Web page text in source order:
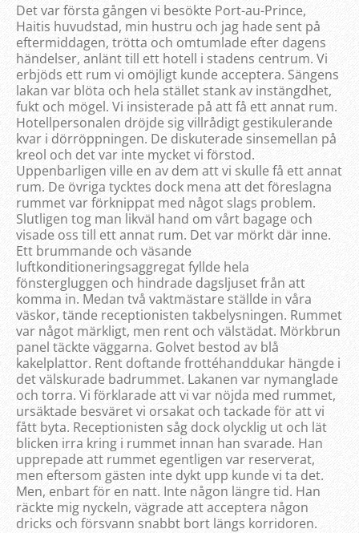
Det var första gången vi besökte Port-au-Prince,
Haitis huvudstad, min hustru och jag hade sent på
eftermiddagen, trötta och omtumlade efter dagens
händelser, anlänt till ett hotell i stadens centrum. Vi
erbjöds ett rum vi omöjligt kunde acceptera. Sängens
lakan var blöta och hela stället stank av instängdhet,
fukt och mögel. Vi insisterade på att få ett annat rum.
Hotellpersonalen dröjde sig villrådigt gestikulerande
kvar i dörröppningen. De diskuterade sinsemellan på
kreol och det var inte mycket vi förstod.
Uppenbarligen ville en av dem att vi skulle få ett annat
rum. De övriga tycktes dock mena att det föreslagna
rummet var förknippat med något slags problem.
Slutligen tog man likväl hand om vårt bagage och
visade oss till ett annat rum. Det var mörkt där inne.
Ett brummande och väsande
luftkonditioneringsaggregat fyllde hela
fönstergluggen och hindrade dagsljuset från att
komma in. Medan två vaktmästare ställde in våra
väskor, tände receptionisten takbelysningen. Rummet
var något märkligt, men rent och välstädat. Mörkbrun
panel täckte väggarna. Golvet bestod av blå
kakelplattor. Rent doftande frottéhanddukar hängde i
det välskurade badrummet. Lakanen var nymanglade
och torra. Vi förklarade att vi var nöjda med rummet,
ursäktade besväret vi orsakat och tackade för att vi
fått byta. Receptionisten såg dock olycklig ut och lät
blicken irra kring i rummet innan han svarade. Han
upprepade att rummet egentligen var reserverat,
men eftersom gästen inte dykt upp kunde vi ta det.
Men, enbart för en natt. Inte någon längre tid. Han
räckte mig nyckeln, vägrade att acceptera någon
dricks och försvann snabbt bort längs korridoren.